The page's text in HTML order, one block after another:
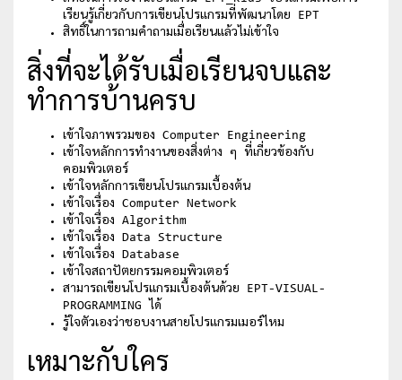
เรียนรู้เกี่ยวกับการเขียนโปรแกรมที่พัฒนาโดย EPT
สิทธิ์ในการถามคำถามเมื่อเรียนแล้วไม่เข้าใจ
สิ่งที่จะได้รับเมื่อเรียนจบและ
ทำการบ้านครบ
เข้าใจภาพรวมของ Computer Engineering
เข้าใจหลักการทำงานของสิ่งต่าง ๆ ที่เกี่ยวข้องกับ
คอมพิวเตอร์
เข้าใจหลักการเขียนโปรแกรมเบื้องต้น
เข้าใจเรื่อง Computer Network
เข้าใจเรื่อง Algorithm
เข้าใจเรื่อง Data Structure
เข้าใจเรื่อง Database
เข้าใจสถาปัตยกรรมคอมพิวเตอร์
สามารถเขียนโปรแกรมเบื้องต้นด้วย EPT-VISUAL-
PROGRAMMING ได้
รู้ใจตัวเองว่าชอบงานสายโปรแกรมเมอร์ไหม
เหมาะกับใคร